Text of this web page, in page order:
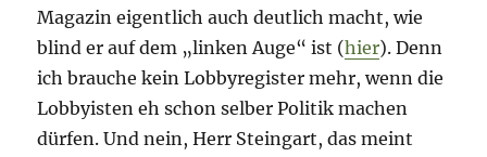
Magazin eigentlich auch deutlich macht, wie
blind er auf dem „linken Auge“ ist (hier). Denn
ich brauche kein Lobbyregister mehr, wenn die
Lobbyisten eh schon selber Politik machen
dürfen. Und nein, Herr Steingart, das meint